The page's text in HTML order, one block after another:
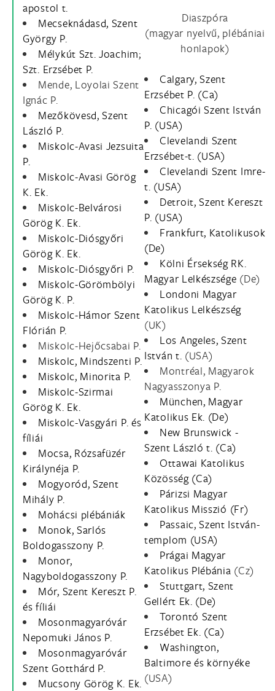
apostol t.
Mecseknádasd, Szent
György P.
Mélykút Szt. Joachim;
Szt. Erzsébet P.
Mende, Loyolai Szent
Ignác P.
Mezőkövesd, Szent
László P.
Miskolc-Avasi Jezsuita
P.
Miskolc-Avasi Görög
K. Ek.
Miskolc-Belvárosi
Görög K. Ek.
Miskolc-Diósgyőri
Görög K. Ek.
Miskolc-Diósgyőri P.
Miskolc-Görömbölyi
Görög K. P.
Miskolc-Hámor Szent
Flórián P.
Miskolc-Hejőcsabai P.
Miskolc, Mindszenti P.
Miskolc, Minorita P.
Miskolc-Szirmai
Görög K. Ek.
Miskolc-Vasgyári P. és
fíliái
Mocsa, Rózsafüzér
Királynéja P.
Mogyoród, Szent
Mihály P.
Mohácsi plébániák
Monok, Sarlós
Boldogasszony P.
Monor,
Nagyboldogasszony P.
Mór, Szent Kereszt P.
és fíliái
Mosonmagyaróvár
Nepomuki János P.
Mosonmagyaróvár
Szent Gotthárd P.
Mucsony Görög K. Ek.
Diaszpóra
(magyar nyelvű, plébániai
honlapok)
Calgary, Szent
Erzsébet P. (Ca)
Chicagói Szent István
P. (USA)
Clevelandi Szent
Erzsébet-t. (USA)
Clevelandi Szent Imre-
t. (USA)
Detroit, Szent Kereszt
P. (USA)
Frankfurt, Katolikusok
(De)
Kölni Érsekség RK.
Magyar Lelkészsége (De)
Londoni Magyar
Katolikus Lelkészség
(UK)
Los Angeles, Szent
István t. (USA)
Montréal, Magyarok
Nagyasszonya P.
München, Magyar
Katolikus Ek. (De)
New Brunswick -
Szent László t. (Ca)
Ottawai Katolikus
Közösség (Ca)
Párizsi Magyar
Katolikus Misszió (Fr)
Passaic, Szent István-
templom (USA)
Prágai Magyar
Katolikus Plébánia (Cz)
Stuttgart, Szent
Gellért Ek. (De)
Torontó Szent
Erzsébet Ek. (Ca)
Washington,
Baltimore és környéke
(USA)